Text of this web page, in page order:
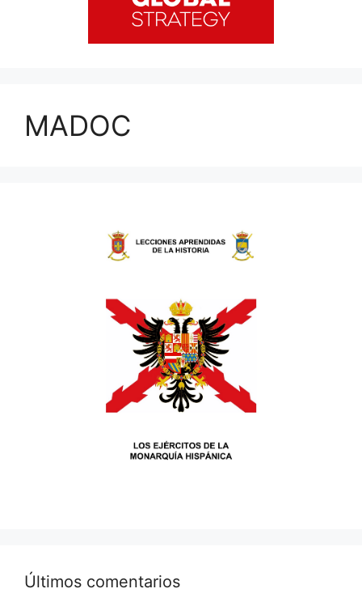
MADOC
Últimos comentarios